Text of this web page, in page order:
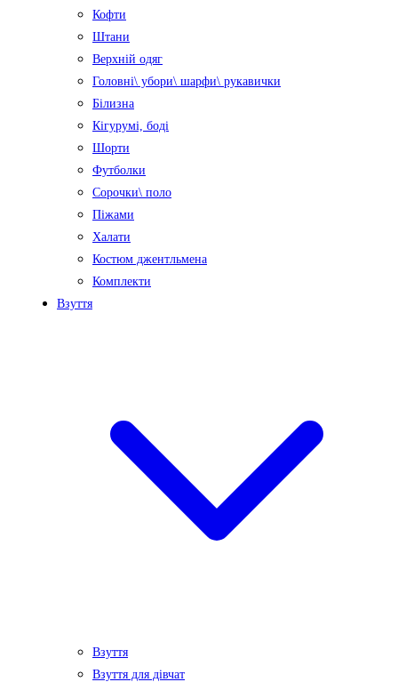
Кофти
Штани
Верхній одяг
Головні\ убори\ шарфи\ рукавички
Білизна
Кігурумі, боді
Шорти
Футболки
Сорочки\ поло
Піжами
Халати
Костюм джентльмена
Комплекти
Взуття
Взуття
Взуття для дівчат